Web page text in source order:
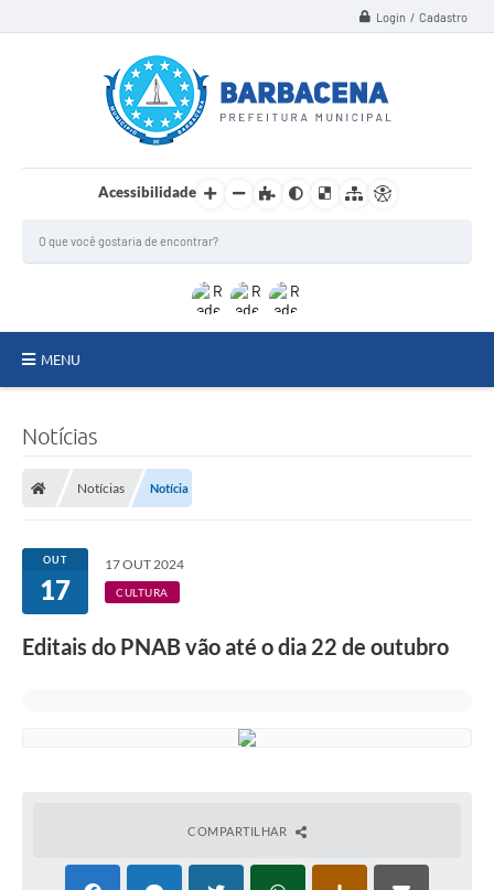
Login / Cadastro
Acessibilidade
MENU
Meio Ambiente
Ouvidoria
PPA - PLANO PLURIANUAL 2026/2029
Notícias
Notícias Notícia
OUT
17
17 OUT 2024
CULTURA
Editais do PNAB vão até o dia 22 de outubro
COMPARTILHAR